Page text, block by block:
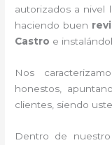
autorizados a nivel
haciendo buen
Castro e
Nos
honestos,
clientes, siendo
Dentro de